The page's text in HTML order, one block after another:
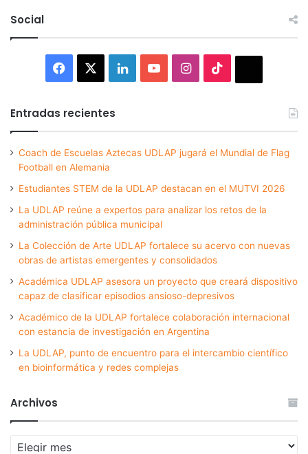
Social
Facebook LinkedInYouTubeInstagram
Entradas recientes
Coach de Escuelas Aztecas UDLAP jugará el Mundial de Flag
Football en Alemania
Estudiantes STEM de la UDLAP destacan en el MUTVI 2026
La UDLAP reúne a expertos para analizar los retos de la
administración pública municipal
La Colección de Arte UDLAP fortalece su acervo con nuevas
obras de artistas emergentes y consolidados
Académica UDLAP asesora un proyecto que creará dispositivo
capaz de clasificar episodios ansioso-depresivos
Académico de la UDLAP fortalece colaboración internacional
con estancia de investigación en Argentina
La UDLAP, punto de encuentro para el intercambio científico
en bioinformática y redes complejas
Archivos
Archivos